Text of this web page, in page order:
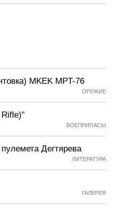
MKEK MPT-76
ОРУЖИЕ
Rifle)"
БОЕПРИПАСЫ
Дегтярева
ЛИТЕРАТУРА
ГАЛЕРЕЯ